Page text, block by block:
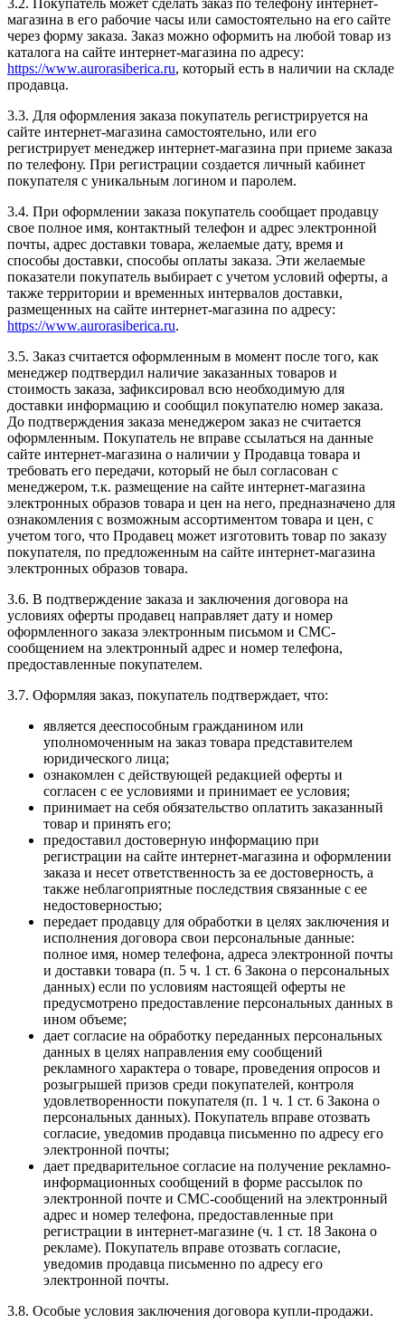
3.2. Покупатель может сделать заказ по телефону интернет-
магазина в его рабочие часы или самостоятельно на его сайте
через форму заказа. Заказ можно оформить на любой товар из
каталога на сайте интернет-магазина по адресу:
https://www.aurorasiberica.ru, который есть в наличии на складе
продавца.
3.3. Для оформления заказа покупатель регистрируется на
сайте интернет-магазина самостоятельно, или его
регистрирует менеджер интернет-магазина при приеме заказа
по телефону. При регистрации создается личный кабинет
покупателя с уникальным логином и паролем.
3.4. При оформлении заказа покупатель сообщает продавцу
свое полное имя, контактный телефон и адрес электронной
почты, адрес доставки товара, желаемые дату, время и
способы доставки, способы оплаты заказа. Эти желаемые
показатели покупатель выбирает с учетом условий оферты, а
также территории и временных интервалов доставки,
размещенных на сайте интернет-магазина по адресу:
https://www.aurorasiberica.ru.
3.5. Заказ считается оформленным в момент после того, как
менеджер подтвердил наличие заказанных товаров и
стоимость заказа, зафиксировал всю необходимую для
доставки информацию и сообщил покупателю номер заказа.
До подтверждения заказа менеджером заказ не считается
оформленным. Покупатель не вправе ссылаться на данные
сайте интернет-магазина о наличии у Продавца товара и
требовать его передачи, который не был согласован с
менеджером, т.к. размещение на сайте интернет-магазина
электронных образов товара и цен на него, предназначено для
ознакомления с возможным ассортиментом товара и цен, с
учетом того, что Продавец может изготовить товар по заказу
покупателя, по предложенным на сайте интернет-магазина
электронных образов товара.
3.6. В подтверждение заказа и заключения договора на
условиях оферты продавец направляет дату и номер
оформленного заказа электронным письмом и СМС-
сообщением на электронный адрес и номер телефона,
предоставленные покупателем.
3.7. Оформляя заказ, покупатель подтверждает, что:
является дееспособным гражданином или
уполномоченным на заказ товара представителем
юридического лица;
ознакомлен с действующей редакцией оферты и
согласен с ее условиями и принимает ее условия;
принимает на себя обязательство оплатить заказанный
товар и принять его;
предоставил достоверную информацию при
регистрации на сайте интернет-магазина и оформлении
заказа и несет ответственность за ее достоверность, а
также неблагоприятные последствия связанные с ее
недостоверностью;
передает продавцу для обработки в целях заключения и
исполнения договора свои персональные данные:
полное имя, номер телефона, адреса электронной почты
и доставки товара (п. 5 ч. 1 ст. 6 Закона о персональных
данных) если по условиям настоящей оферты не
предусмотрено предоставление персональных данных в
ином объеме;
дает согласие на обработку переданных персональных
данных в целях направления ему сообщений
рекламного характера о товаре, проведения опросов и
розыгрышей призов среди покупателей, контроля
удовлетворенности покупателя (п. 1 ч. 1 ст. 6 Закона о
персональных данных). Покупатель вправе отозвать
согласие, уведомив продавца письменно по адресу его
электронной почты;
дает предварительное согласие на получение рекламно-
информационных сообщений в форме рассылок по
электронной почте и СМС-сообщений на электронный
адрес и номер телефона, предоставленные при
регистрации в интернет-магазине (ч. 1 ст. 18 Закона о
рекламе). Покупатель вправе отозвать согласие,
уведомив продавца письменно по адресу его
электронной почты.
3.8. Особые условия заключения договора купли-продажи.